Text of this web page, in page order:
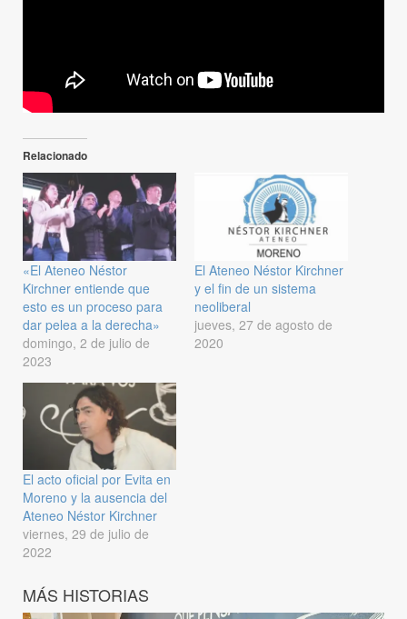
Relacionado
«El Ateneo Néstor
Kirchner entiende que
esto es un proceso para
dar pelea a la derecha»
domingo, 2 de julio de
2023
El Ateneo Néstor Kirchner
y el fin de un sistema
neoliberal
jueves, 27 de agosto de
2020
El acto oficial por Evita en
Moreno y la ausencia del
Ateneo Néstor Kirchner
viernes, 29 de julio de
2022
MÁS HISTORIAS